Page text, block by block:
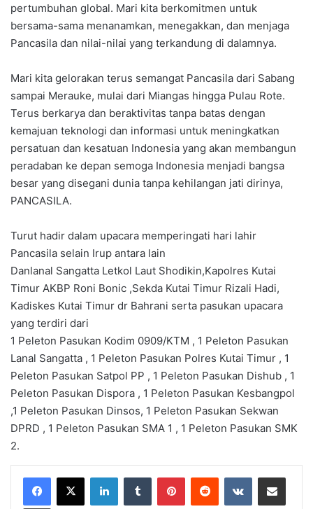
pertumbuhan global. Mari kita berkomitmen untuk
bersama-sama menanamkan, menegakkan, dan menjaga
Pancasila dan nilai-nilai yang terkandung di dalamnya.
Mari kita gelorakan terus semangat Pancasila dari Sabang
sampai Merauke, mulai dari Miangas hingga Pulau Rote.
Terus berkarya dan beraktivitas tanpa batas dengan
kemajuan teknologi dan informasi untuk meningkatkan
persatuan dan kesatuan Indonesia yang akan membangun
peradaban ke depan semoga Indonesia menjadi bangsa
besar yang disegani dunia tanpa kehilangan jati dirinya,
PANCASILA.
Turut hadir dalam upacara memperingati hari lahir
Pancasila selain Irup antara lain
Danlanal Sangatta Letkol Laut Shodikin,Kapolres Kutai
Timur AKBP Roni Bonic ,Sekda Kutai Timur Rizali Hadi,
Kadiskes Kutai Timur dr Bahrani serta pasukan upacara
yang terdiri dari
1 Peleton Pasukan Kodim 0909/KTM , 1 Peleton Pasukan
Lanal Sangatta , 1 Peleton Pasukan Polres Kutai Timur , 1
Peleton Pasukan Satpol PP , 1 Peleton Pasukan Dishub , 1
Peleton Pasukan Dispora , 1 Peleton Pasukan Kesbangpol
,1 Peleton Pasukan Dinsos, 1 Peleton Pasukan Sekwan
DPRD , 1 Peleton Pasukan SMA 1 , 1 Peleton Pasukan SMK
2.
LinkedInTumblr PinterestReddit VKontakteShare via Email